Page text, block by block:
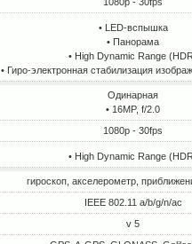
• LED-вспышка
• Панорама
• High Dynamic Range
• Гиро-электронная стабилизация
Одинарная
• 16MP, f/2.0
1080p - 30fps
• High Dynamic Range
гироскоп, акселерометр,
IEEE 802.11 a/b/g/n/ac
v 5